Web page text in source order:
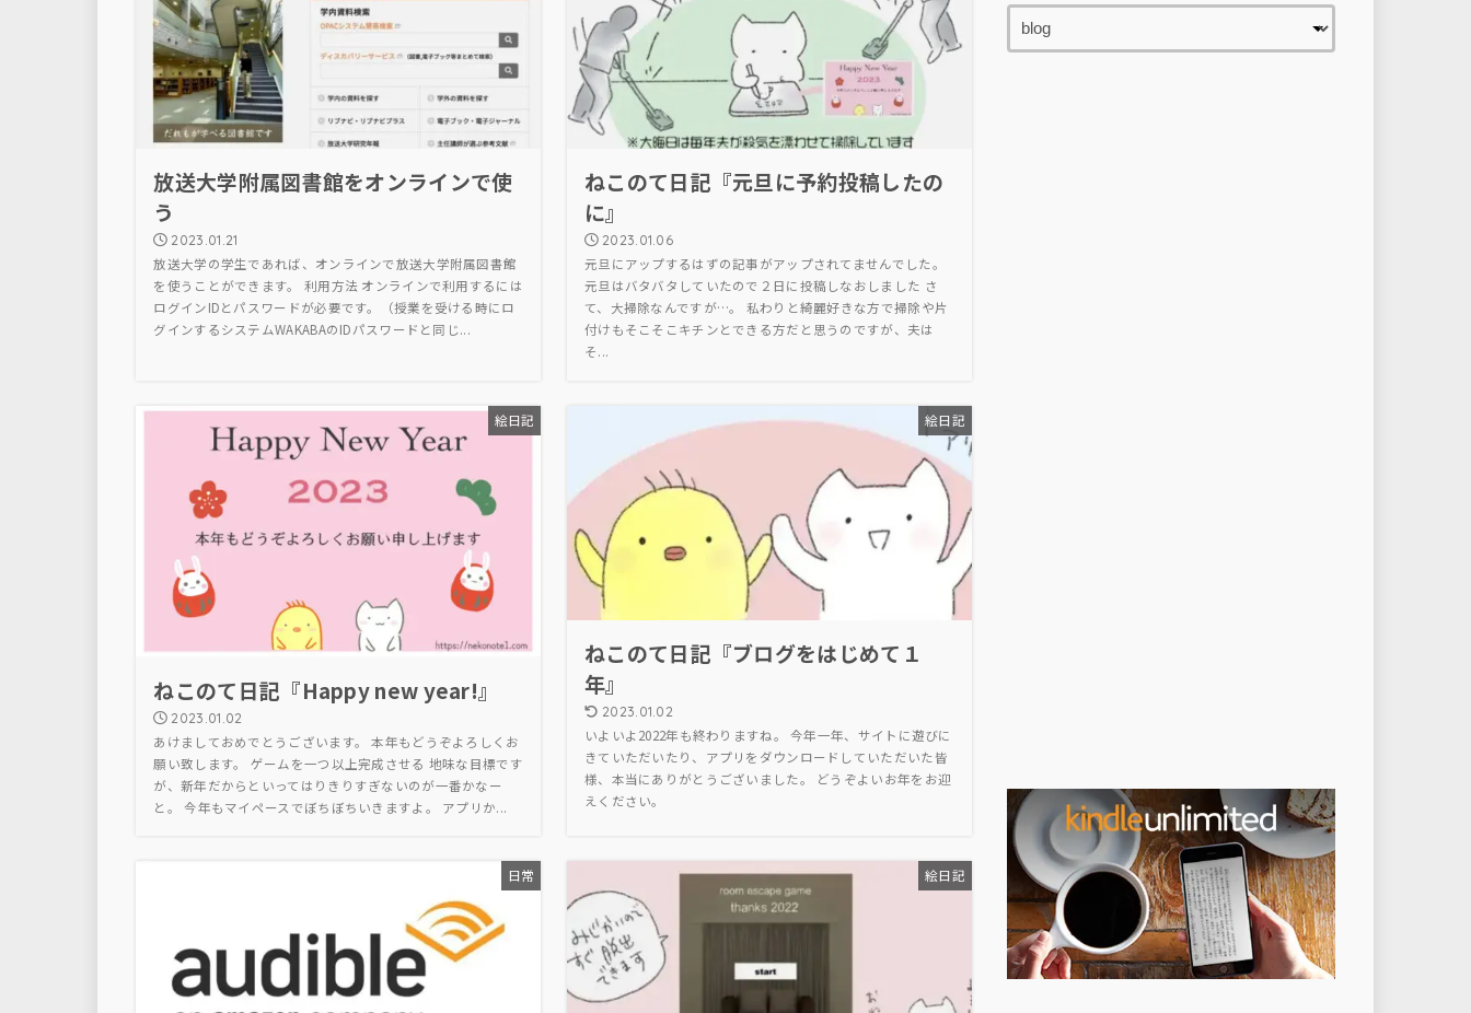
放送大学附属図書館をオンラインで使
う
2023.01.21
放送大学の学生であれば、オンラインで放送大学附属図書館
を使うことができます。 利用方法 オンラインで利用するには
ログインIDとパスワードが必要です。（授業を受ける時にロ
グインするシステムWAKABAのIDパスワードと同じ...
ねこのて日記『元旦に予約投稿したの
に』
2023.01.06
元旦にアップするはずの記事がアップされてませんでした｡
元旦はバタバタしていたので２日に投稿しなおしました さ
て、大掃除なんですが…。 私わりと綺麗好きな方で掃除や片
付けもそこそこキチンとできる方だと思うのですが、夫は
そ...
絵日記
ねこのて日記『Happy new year!』
2023.01.02
あけましておめでとうございます。 本年もどうぞよろしくお
願い致します。 ゲームを一つ以上完成させる 地味な目標です
が、新年だからといってはりきりすぎないのが一番かなー
と。 今年もマイペースでぼちぼちいきますよ。 アプリか...
絵日記
ねこのて日記『ブログをはじめて１
年』
2023.01.02
いよいよ2022年も終わりますね。 今年一年、サイトに遊びに
きていただいたり、アプリをダウンロードしていただいた皆
様、本当にありがとうございました。 どうぞよいお年をお迎
えください。
日常 絵日記